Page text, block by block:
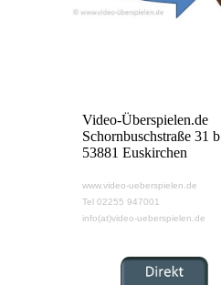
Video-Überspielen.de
Schornbuschstraße 31 b
53881 Euskirchen
www.video-ueberspielen.de
Tel 02255 947001
info(at)video-ueberspielen.de